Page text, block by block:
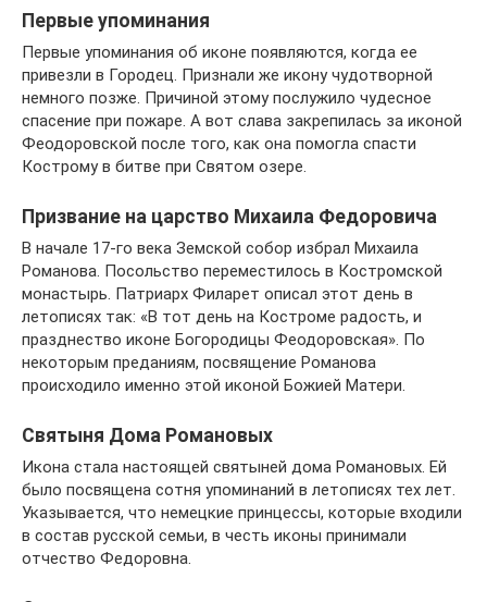
Первые упоминания
Первые упоминания об иконе появляются, когда ее
привезли в Городец. Признали же икону чудотворной
немного позже. Причиной этому послужило чудесное
спасение при пожаре. А вот слава закрепилась за иконой
Феодоровской после того, как она помогла спасти
Кострому в битве при Святом озере.
Призвание на царство Михаила Федоровича
В начале 17-го века Земской собор избрал Михаила
Романова. Посольство переместилось в Костромской
монастырь. Патриарх Филарет описал этот день в
летописях так: «В тот день на Костроме радость, и
празднество иконе Богородицы Феодоровская». По
некоторым преданиям, посвящение Романова
происходило именно этой иконой Божией Матери.
Святыня Дома Романовых
Икона стала настоящей святыней дома Романовых. Ей
было посвящена сотня упоминаний в летописях тех лет.
Указывается, что немецкие принцессы, которые входили
в состав русской семьи, в честь иконы принимали
отчество Федоровна.